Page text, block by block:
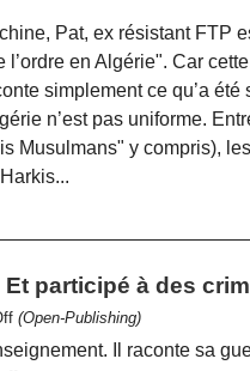
Pat, ex résistant FTP
en Algérie". Car
simplement ce qu’a été
n’est pas uniforme.
Musulmans" y compris),
participé à des
(Open-Publishing)
Il raconte sa